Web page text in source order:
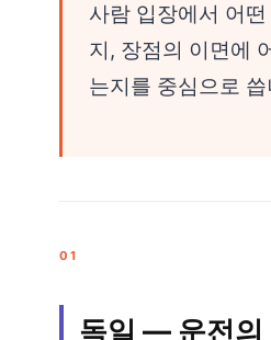
사람 입장에서 어
지, 장점의 이면에
는지를 중심으로 씁
01
독일 — 운전의